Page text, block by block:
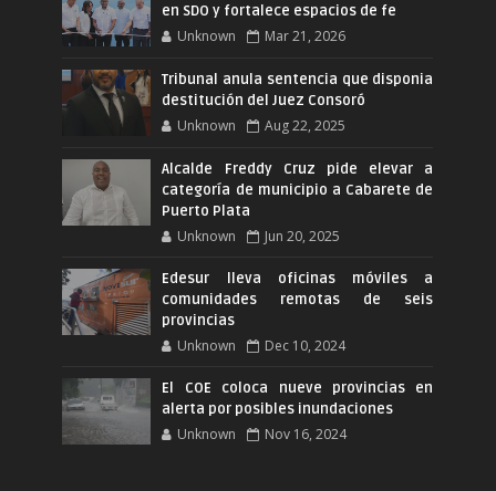
en SDO y fortalece espacios de fe
Unknown Mar 21, 2026
Tribunal anula sentencia que disponia
destitución del Juez Consoró
Unknown Aug 22, 2025
Alcalde Freddy Cruz pide elevar a
categoría de municipio a Cabarete de
Puerto Plata
Unknown Jun 20, 2025
Edesur lleva oficinas móviles a
comunidades remotas de seis
provincias
Unknown Dec 10, 2024
El COE coloca nueve provincias en
alerta por posibles inundaciones
Unknown Nov 16, 2024